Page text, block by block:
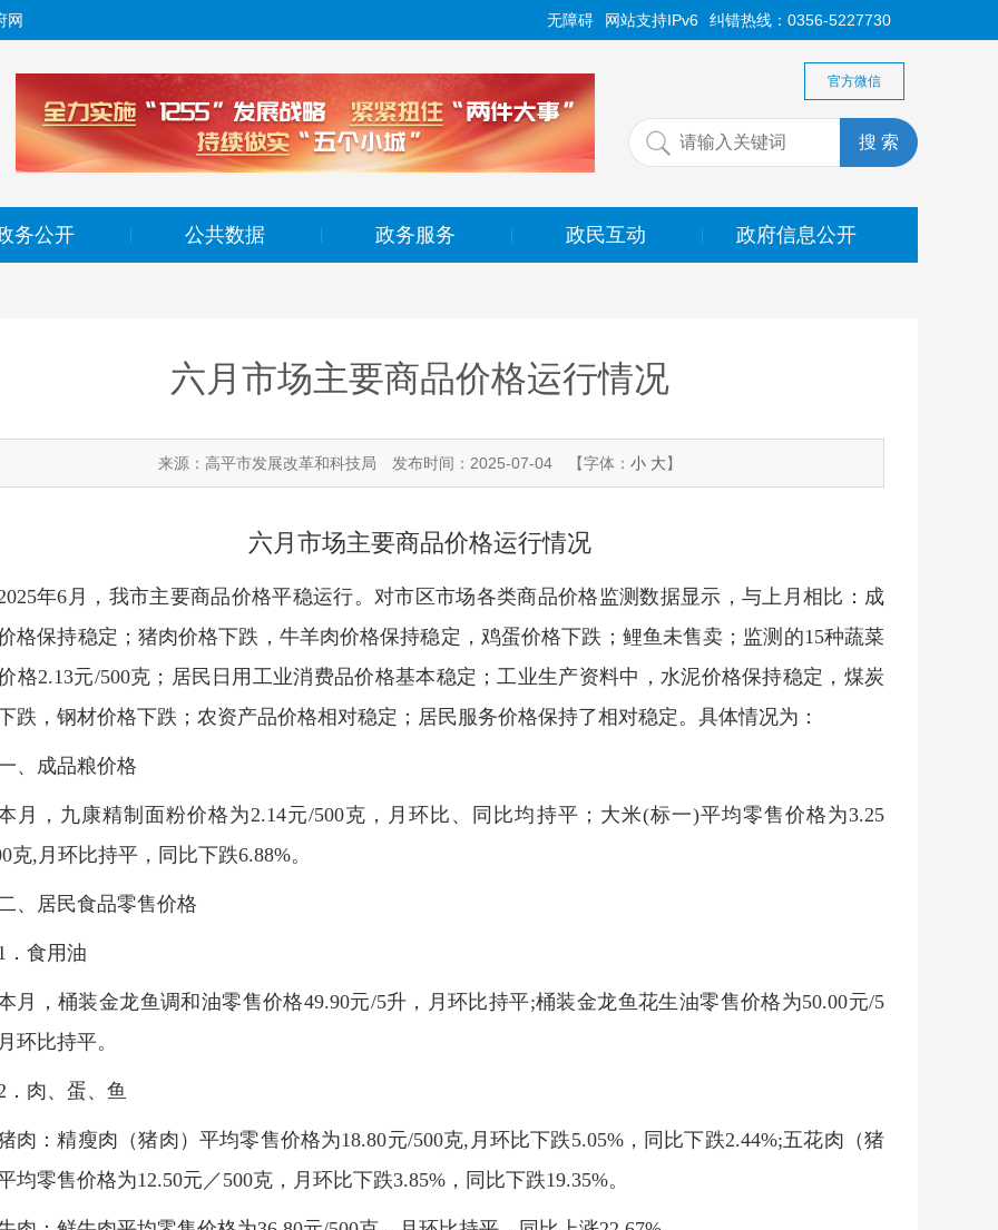
网 纠错热线：0356-5227730
网站支持IPv6
无障碍
官方微信
务公开 公共数据 政务服务 政民互动 政府信息公开
​六月市场主要商品价格运行情况
来源：高平市发展改革和科技局 发布时间：2025-07-04 【字体：小 大】
六月市场主要商品价格运行情况
年6月，我市主要商品价格平稳运行。对市区市场各类商品价格监测数据显示，与上月相比：成
格保持稳定；猪肉价格下跌，牛羊肉价格保持稳定，鸡蛋价格下跌；鲤鱼未售卖；监测的15种蔬菜
格2.13元/500克；居民日用工业消费品价格基本稳定；工业生产资料中，水泥价格保持稳定，煤炭
跌，钢材价格下跌；农资产品价格相对稳定；居民服务价格保持了相对稳定。具体情况为：
、成品粮价格
月，九康精制面粉价格为2.14元/500克，月环比、同比均持平；大米(标一)平均零售价格为3.25
克,月环比持平，同比下跌6.88%。
、居民食品零售价格
．食用油
月，桶装金龙鱼调和油零售价格49.90元/5升，月环比持平;桶装金龙鱼花生油零售价格为50.00元/5
环比持平。
．肉、蛋、鱼
肉：精瘦肉（猪肉）平均零售价格为18.80元/500克,月环比下跌5.05%，同比下跌2.44%;五花肉（猪
均零售价格为12.50元／500克，月环比下跌3.85%，同比下跌19.35%。